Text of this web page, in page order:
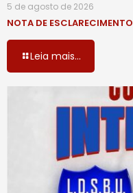
5 de agosto de 2026
NOTA DE ESCLARECIMENTO
Leia mais...